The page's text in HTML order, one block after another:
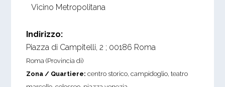
Vicino Metropolitana
Indirizzo:
Piazza di Campitelli, 2 ; 00186 Roma
Roma (Provincia di)
Zona / Quartiere: centro storico, campidoglio, teatro